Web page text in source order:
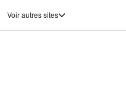
Voir autres sites